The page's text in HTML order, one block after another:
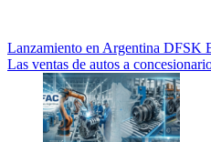
Lanzamiento en Argentina DFSK
Las ventas de autos a